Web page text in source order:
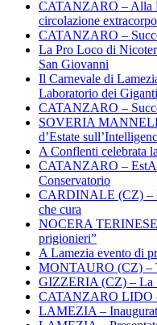
CATANZARO – Alla
circolazione
CATANZARO –
La Pro Loco di
San Giovanni
Il Carnevale di
Laboratorio dei
CATANZARO –
SOVERIA
d’Estate
A Conflenti celebrata
CATANZARO –
Conservatorio
CARDINALE (CZ) –
che cura
NOCERA
prigionieri”
A Lamezia evento di
MONTAURO (CZ) –
GIZZERIA (CZ) – La
CATANZARO LIDO
LAMEZIA –